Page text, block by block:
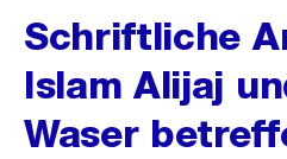
Schriftliche
Islam Alijaj
Waser